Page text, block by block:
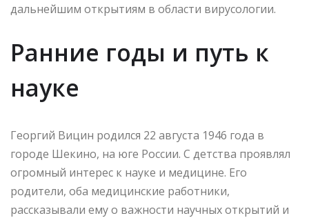
дальнейшим открытиям в области вирусологии.
Ранние годы и путь к
науке
Георгий Вицин родился 22 августа 1946 года в
городе Шекино, на юге России. С детства проявлял
огромный интерес к науке и медицине. Его
родители, оба медицинские работники,
рассказывали ему о важности научных открытий и